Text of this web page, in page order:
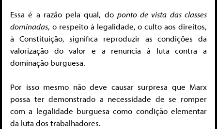
Essa é a razão pela qual, do ponto de vista das classes
dominadas, o respeito à legalidade, o culto aos direitos,
à Constituição, significa reproduzir as condições da
valorização do valor e a renuncia à luta contra a
dominação burguesa.
Por isso mesmo não deve causar surpresa que Marx
possa ter demonstrado a necessidade de se romper
com a legalidade burguesa como condição elementar
da luta dos trabalhadores.